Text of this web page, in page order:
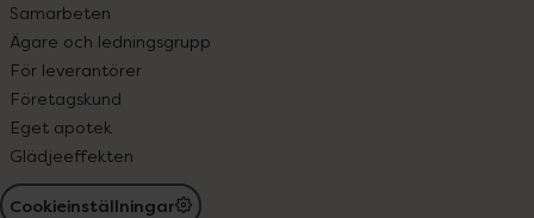
Samarbeten
Ägare och ledningsgrupp
För leverantörer
Företagskund
Eget apotek
Glädjeeffekten
Cookieinställningar